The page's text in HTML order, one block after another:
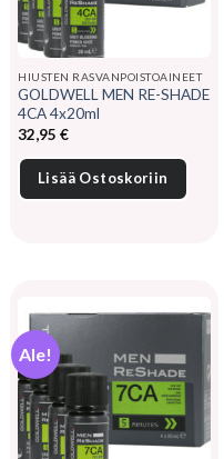
HIUSTEN RASVANPOISTOAINEET
GOLDWELL MEN RE-SHADE
4CA 4x20ml
32,95 €
Lisää Ostoskoriin
Ale!